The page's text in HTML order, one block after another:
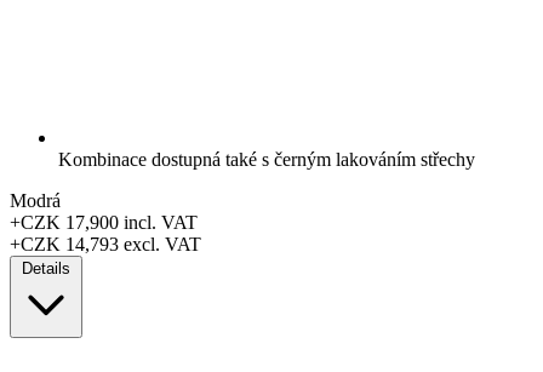
Kombinace dostupná také s černým lakováním střechy
Modrá
+CZK 17,900 incl. VAT
+CZK 14,793 excl. VAT
Details